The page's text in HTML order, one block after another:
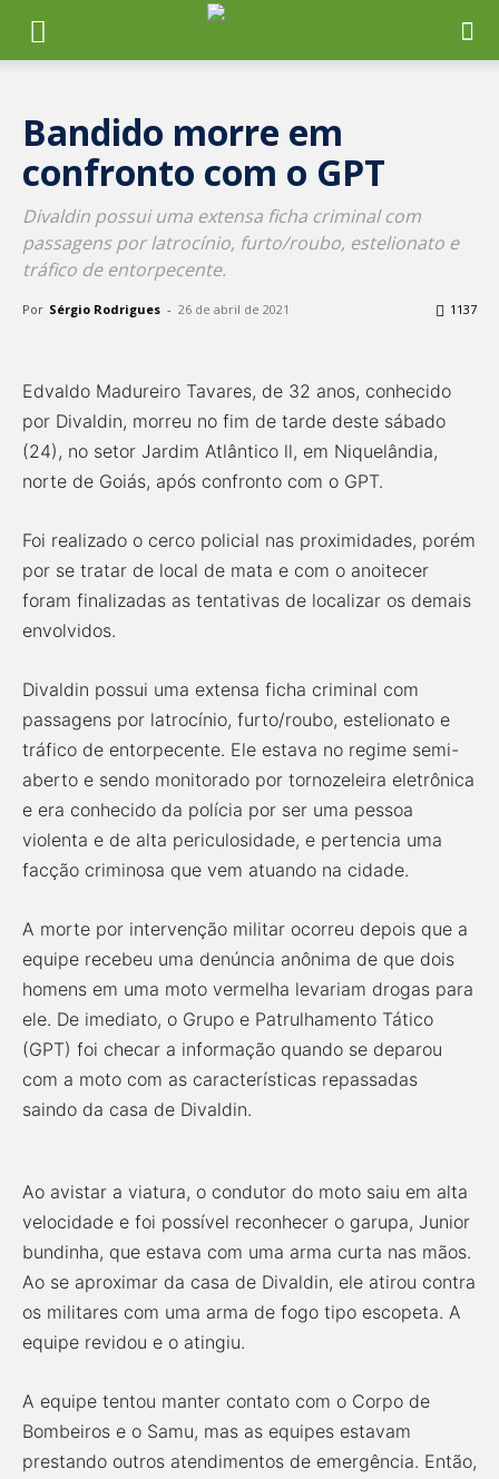
Bandido morre em
confronto com o GPT
Divaldin possui uma extensa ficha criminal com
passagens por latrocínio, furto/roubo, estelionato e
tráfico de entorpecente.
Por Sérgio Rodrigues - 26 de abril de 2021 1137
Edvaldo Madureiro Tavares, de 32 anos, conhecido
por Divaldin, morreu no fim de tarde deste sábado
(24), no setor Jardim Atlântico ll, em Niquelândia,
norte de Goiás, após confronto com o GPT.
Foi realizado o cerco policial nas proximidades, porém
por se tratar de local de mata e com o anoitecer
foram finalizadas as tentativas de localizar os demais
envolvidos.
Divaldin possui uma extensa ficha criminal com
passagens por latrocínio, furto/roubo, estelionato e
tráfico de entorpecente. Ele estava no regime semi-
aberto e sendo monitorado por tornozeleira eletrônica
e era conhecido da polícia por ser uma pessoa
violenta e de alta periculosidade, e pertencia uma
facção criminosa que vem atuando na cidade.
A morte por intervenção militar ocorreu depois que a
equipe recebeu uma denúncia anônima de que dois
homens em uma moto vermelha levariam drogas para
ele. De imediato, o Grupo e Patrulhamento Tático
(GPT) foi checar a informação quando se deparou
com a moto com as características repassadas
saindo da casa de Divaldin.
Ao avistar a viatura, o condutor do moto saiu em alta
velocidade e foi possível reconhecer o garupa, Junior
bundinha, que estava com uma arma curta nas mãos.
Ao se aproximar da casa de Divaldin, ele atirou contra
os militares com uma arma de fogo tipo escopeta. A
equipe revidou e o atingiu.
A equipe tentou manter contato com o Corpo de
Bombeiros e o Samu, mas as equipes estavam
prestando outros atendimentos de emergência. Então,